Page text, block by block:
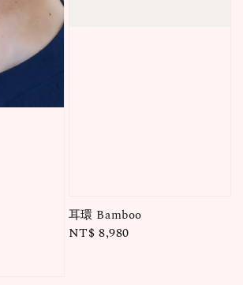
耳環 Bamboo
Regular
NT$ 8,980